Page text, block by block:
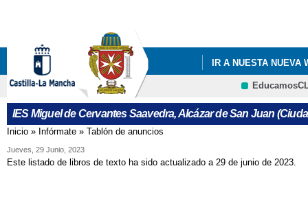
IR A NUESTA NUEVA
CRFP
IES Miguel de Cervantes Saavedra, Alcázar de San Juan
Se encuentra usted aquí
Inicio » Infórmate » Tablón de anuncios
Jueves, 29 Junio, 2023
Este listado de libros de texto ha sido actualizado a 29 de junio de 2023.